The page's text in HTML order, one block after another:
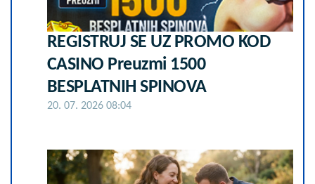
REGISTRUJ SE UZ PROMO KOD
CASINO Preuzmi 1500
BESPLATNIH SPINOVA
20. 07. 2026 08:04